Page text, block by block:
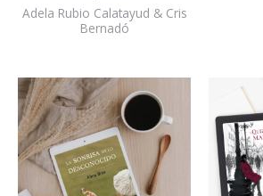
Adela Rubio Calatayud & Cris
Bernadó